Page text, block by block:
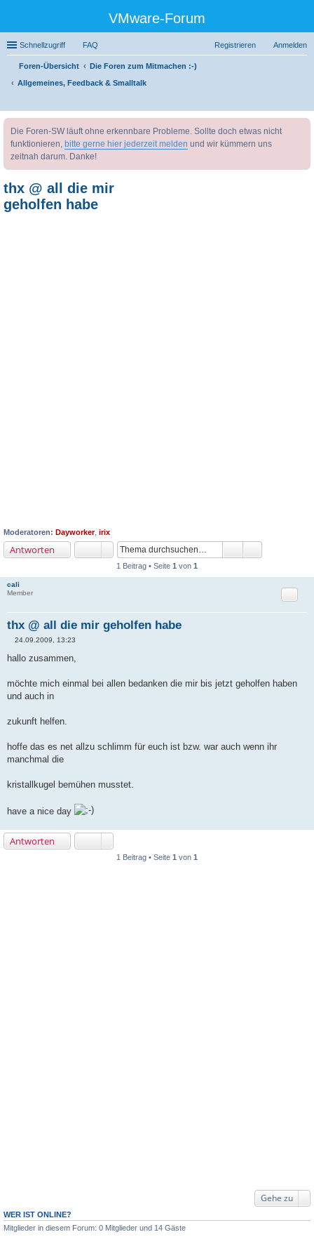
VMware-Forum
Schnellzugriff FAQ Anmelden
Registrieren
Foren-Übersicht
Die Foren zum Mitmachen :-)
Allgemeines, Feedback & Smalltalk
uc
Die Foren-SW läuft ohne erkennbare Probleme. Sollte doch etwas nicht
funktionieren, bitte gerne hier jederzeit melden und wir kümmern uns
zeitnah darum. Danke!
thx @ all die mir
geholfen habe
Moderatoren: Dayworker, irix
Antworten
1 Beitrag • Seite 1 von 1
cali
Member
thx @ all die mir geholfen habe
Zitat
e
i
r
a
g
24.09.2009, 13:23
hallo zusammen,
möchte mich einmal bei allen bedanken die mir bis jetzt geholfen haben
und auch in
zukunft helfen.
hoffe das es net allzu schlimm für euch ist bzw. war auch wenn ihr
manchmal die
kristallkugel bemühen musstet.
have a nice day
Antworten
1 Beitrag • Seite 1 von 1
Gehe zu
WER IST ONLINE?
Mitglieder in diesem Forum: 0 Mitglieder und 14 Gäste